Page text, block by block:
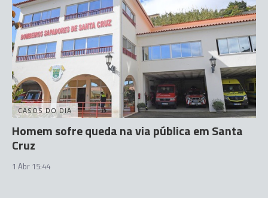
CASOS DO DIA
Homem sofre queda na via pública em Santa
Cruz
1 Abr 15:44